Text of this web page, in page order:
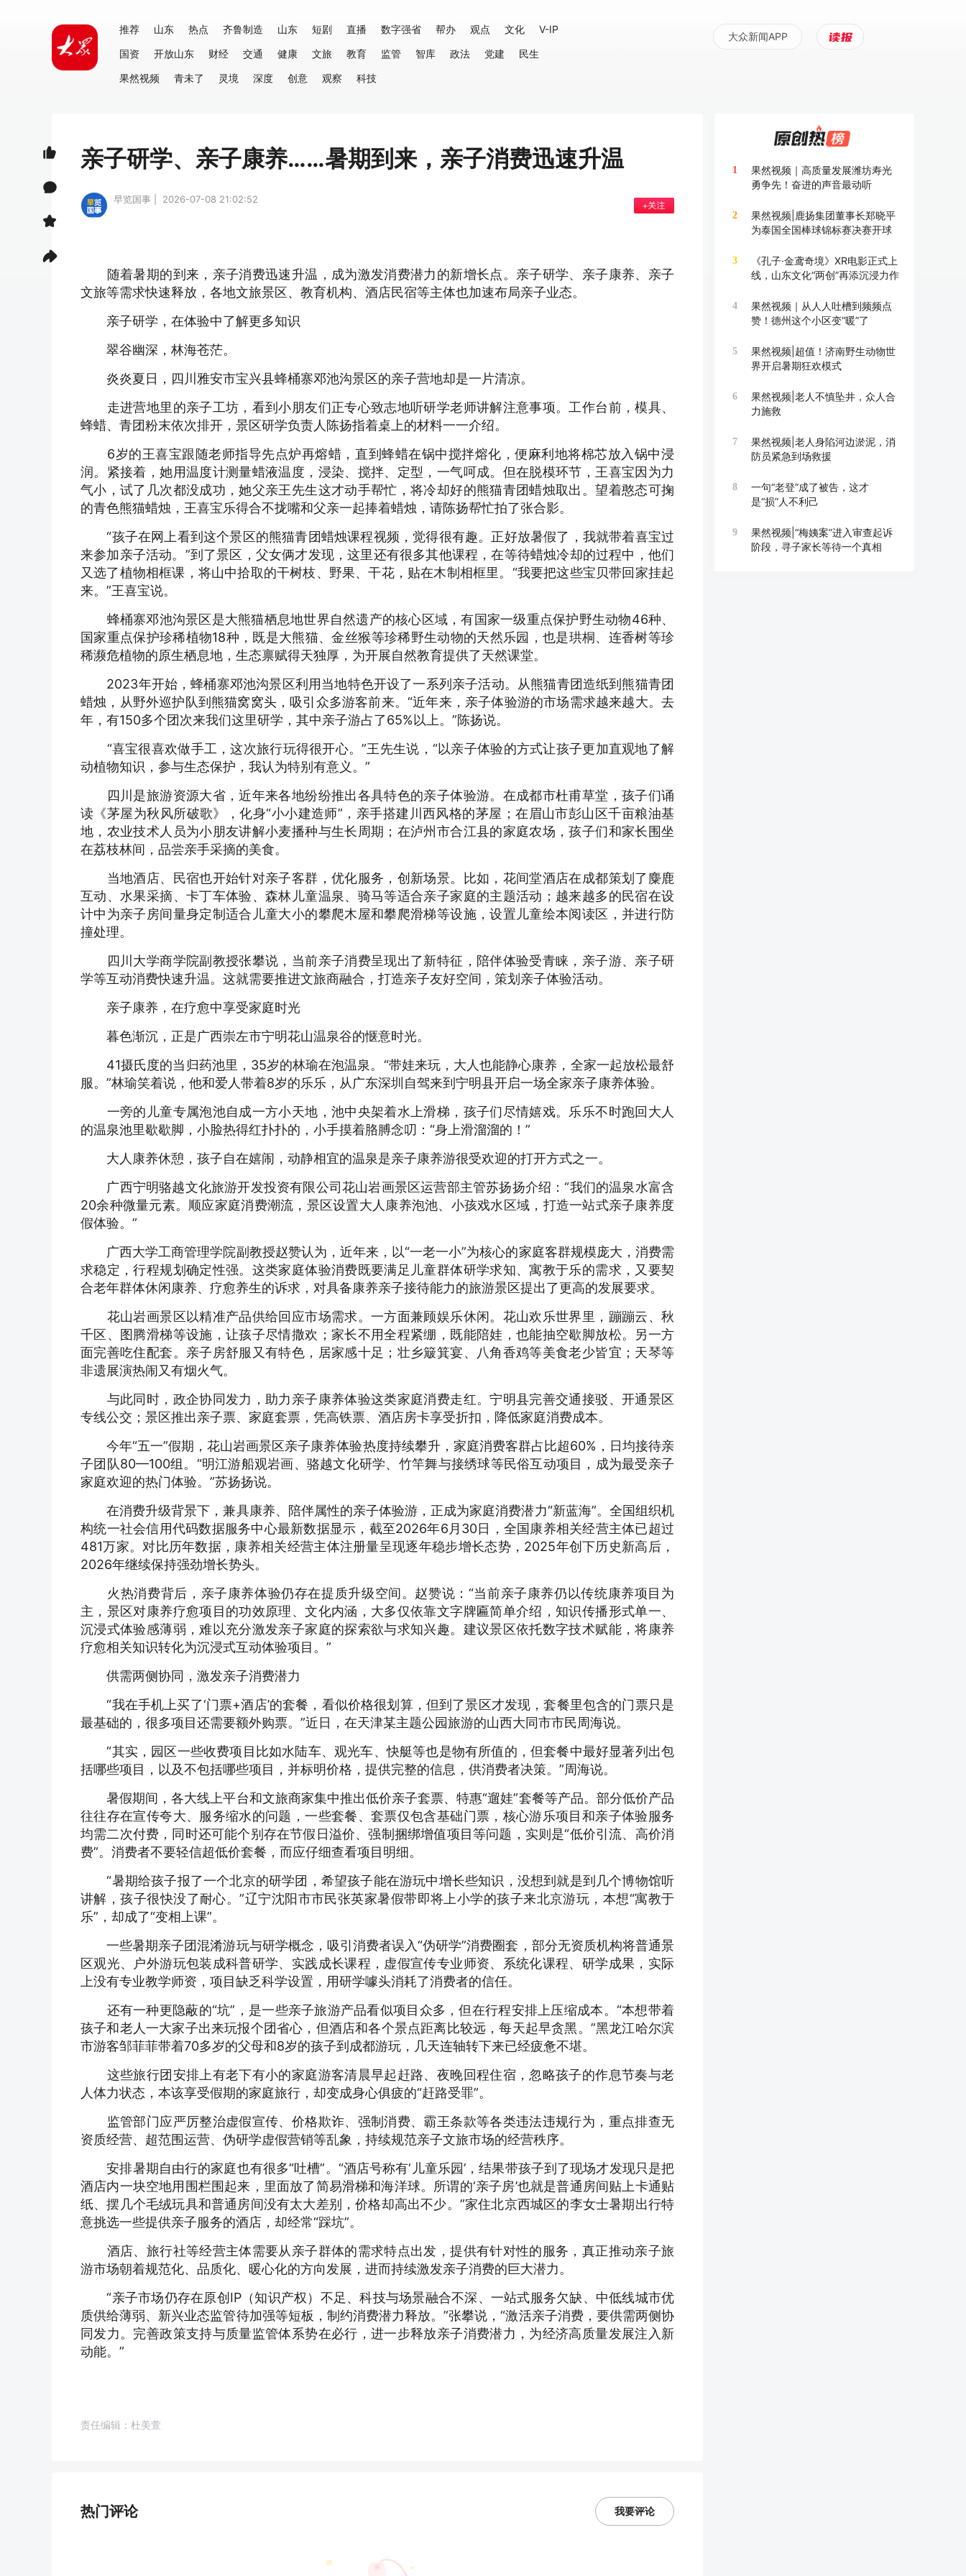
推荐 山东 热点 齐鲁制造 山东 短剧 直播 数字强省 帮办 观点 文化
V-IP
国资
开放山东 财经 交通 健康 文旅 教育 监管 智库 政法 党建
民生
果然视频
青未了 灵境 深度 创意 观察 科技
大众新闻APP
亲子研学、亲子康养……暑期到来，亲子消费迅速升温
早览国事 | 2026-07-08 21:02:52
随着暑期的到来，亲子消费迅速升温，成为激发消费潜力的新增长点。亲子研学、亲子康养、亲子
文旅等需求快速释放，各地文旅景区、教育机构、酒店民宿等主体也加速布局亲子业态。
亲子研学，在体验中了解更多知识
翠谷幽深，林海苍茫。
炎炎夏日，四川雅安市宝兴县蜂桶寨邓池沟景区的亲子营地却是一片清凉。
走进营地里的亲子工坊，看到小朋友们正专心致志地听研学老师讲解注意事项。工作台前，模具、
蜂蜡、青团粉末依次排开，景区研学负责人陈扬指着桌上的材料一一介绍。
6岁的王喜宝跟随老师指导先点炉再熔蜡，直到蜂蜡在锅中搅拌熔化，便麻利地将棉芯放入锅中浸
润。紧接着，她用温度计测量蜡液温度，浸染、搅拌、定型，一气呵成。但在脱模环节，王喜宝因为力
气小，试了几次都没成功，她父亲王先生这才动手帮忙，将冷却好的熊猫青团蜡烛取出。望着憨态可掬
的青色熊猫蜡烛，王喜宝乐得合不拢嘴和父亲一起捧着蜡烛，请陈扬帮忙拍了张合影。
“孩子在网上看到这个景区的熊猫青团蜡烛课程视频，觉得很有趣。正好放暑假了，我就带着喜宝过
来参加亲子活动。”到了景区，父女俩才发现，这里还有很多其他课程，在等待蜡烛冷却的过程中，他们
又选了植物相框课，将山中拾取的干树枝、野果、干花，贴在木制相框里。“我要把这些宝贝带回家挂起
来。”王喜宝说。
蜂桶寨邓池沟景区是大熊猫栖息地世界自然遗产的核心区域，有国家一级重点保护野生动物46种、
国家重点保护珍稀植物18种，既是大熊猫、金丝猴等珍稀野生动物的天然乐园，也是珙桐、连香树等珍
稀濒危植物的原生栖息地，生态禀赋得天独厚，为开展自然教育提供了天然课堂。
2023年开始，蜂桶寨邓池沟景区利用当地特色开设了一系列亲子活动。从熊猫青团造纸到熊猫青团
蜡烛，从野外巡护队到熊猫窝窝头，吸引众多游客前来。“近年来，亲子体验游的市场需求越来越大。去
年，有150多个团次来我们这里研学，其中亲子游占了65%以上。”陈扬说。
“喜宝很喜欢做手工，这次旅行玩得很开心。”王先生说，“以亲子体验的方式让孩子更加直观地了解
动植物知识，参与生态保护，我认为特别有意义。”
四川是旅游资源大省，近年来各地纷纷推出各具特色的亲子体验游。在成都市杜甫草堂，孩子们诵
读《茅屋为秋风所破歌》，化身“小小建造师”，亲手搭建川西风格的茅屋；在眉山市彭山区千亩粮油基
地，农业技术人员为小朋友讲解小麦播种与生长周期；在泸州市合江县的家庭农场，孩子们和家长围坐
在荔枝林间，品尝亲手采摘的美食。
当地酒店、民宿也开始针对亲子客群，优化服务，创新场景。比如，花间堂酒店在成都策划了麋鹿
互动、水果采摘、卡丁车体验、森林儿童温泉、骑马等适合亲子家庭的主题活动；越来越多的民宿在设
计中为亲子房间量身定制适合儿童大小的攀爬木屋和攀爬滑梯等设施，设置儿童绘本阅读区，并进行防
撞处理。
四川大学商学院副教授张攀说，当前亲子消费呈现出了新特征，陪伴体验受青睐，亲子游、亲子研
学等互动消费快速升温。这就需要推进文旅商融合，打造亲子友好空间，策划亲子体验活动。
亲子康养，在疗愈中享受家庭时光
暮色渐沉，正是广西崇左市宁明花山温泉谷的惬意时光。
41摄氏度的当归药池里，35岁的林瑜在泡温泉。“带娃来玩，大人也能静心康养，全家一起放松最舒
服。”林瑜笑着说，他和爱人带着8岁的乐乐，从广东深圳自驾来到宁明县开启一场全家亲子康养体验。
一旁的儿童专属泡池自成一方小天地，池中央架着水上滑梯，孩子们尽情嬉戏。乐乐不时跑回大人
的温泉池里歇歇脚，小脸热得红扑扑的，小手摸着胳膊念叨：“身上滑溜溜的！”
大人康养休憩，孩子自在嬉闹，动静相宜的温泉是亲子康养游很受欢迎的打开方式之一。
广西宁明骆越文化旅游开发投资有限公司花山岩画景区运营部主管苏扬扬介绍：“我们的温泉水富含
20余种微量元素。顺应家庭消费潮流，景区设置大人康养泡池、小孩戏水区域，打造一站式亲子康养度
假体验。”
广西大学工商管理学院副教授赵赞认为，近年来，以“一老一小”为核心的家庭客群规模庞大，消费需
求稳定，行程规划确定性强。这类家庭体验消费既要满足儿童群体研学求知、寓教于乐的需求，又要契
合老年群体休闲康养、疗愈养生的诉求，对具备康养亲子接待能力的旅游景区提出了更高的发展要求。
花山岩画景区以精准产品供给回应市场需求。一方面兼顾娱乐休闲。花山欢乐世界里，蹦蹦云、秋
千区、图腾滑梯等设施，让孩子尽情撒欢；家长不用全程紧绷，既能陪娃，也能抽空歇脚放松。另一方
面完善吃住配套。亲子房舒服又有特色，居家感十足；壮乡簸箕宴、八角香鸡等美食老少皆宜；天琴等
非遗展演热闹又有烟火气。
与此同时，政企协同发力，助力亲子康养体验这类家庭消费走红。宁明县完善交通接驳、开通景区
专线公交；景区推出亲子票、家庭套票，凭高铁票、酒店房卡享受折扣，降低家庭消费成本。
今年“五一”假期，花山岩画景区亲子康养体验热度持续攀升，家庭消费客群占比超60%，日均接待亲
子团队80—100组。“明江游船观岩画、骆越文化研学、竹竿舞与接绣球等民俗互动项目，成为最受亲子
家庭欢迎的热门体验。”苏扬扬说。
在消费升级背景下，兼具康养、陪伴属性的亲子体验游，正成为家庭消费潜力“新蓝海”。全国组织机
构统一社会信用代码数据服务中心最新数据显示，截至2026年6月30日，全国康养相关经营主体已超过
481万家。对比历年数据，康养相关经营主体注册量呈现逐年稳步增长态势，2025年创下历史新高后，
2026年继续保持强劲增长势头。
火热消费背后，亲子康养体验仍存在提质升级空间。赵赞说：“当前亲子康养仍以传统康养项目为
主，景区对康养疗愈项目的功效原理、文化内涵，大多仅依靠文字牌匾简单介绍，知识传播形式单一、
沉浸式体验感薄弱，难以充分激发亲子家庭的探索欲与求知兴趣。建议景区依托数字技术赋能，将康养
疗愈相关知识转化为沉浸式互动体验项目。”
供需两侧协同，激发亲子消费潜力
“我在手机上买了‘门票+酒店’的套餐，看似价格很划算，但到了景区才发现，套餐里包含的门票只是
最基础的，很多项目还需要额外购票。”近日，在天津某主题公园旅游的山西大同市市民周海说。
“其实，园区一些收费项目比如水陆车、观光车、快艇等也是物有所值的，但套餐中最好显著列出包
括哪些项目，以及不包括哪些项目，并标明价格，提供完整的信息，供消费者决策。”周海说。
暑假期间，各大线上平台和文旅商家集中推出低价亲子套票、特惠“遛娃”套餐等产品。部分低价产品
往往存在宣传夸大、服务缩水的问题，一些套餐、套票仅包含基础门票，核心游乐项目和亲子体验服务
均需二次付费，同时还可能个别存在节假日溢价、强制捆绑增值项目等问题，实则是“低价引流、高价消
费”。消费者不要轻信超低价套餐，而应仔细查看项目明细。
“暑期给孩子报了一个北京的研学团，希望孩子能在游玩中增长些知识，没想到就是到几个博物馆听
讲解，孩子很快没了耐心。”辽宁沈阳市市民张英家暑假带即将上小学的孩子来北京游玩，本想“寓教于
乐”，却成了“变相上课”。
一些暑期亲子团混淆游玩与研学概念，吸引消费者误入“伪研学”消费圈套，部分无资质机构将普通景
区观光、户外游玩包装成科普研学、实践成长课程，虚假宣传专业师资、系统化课程、研学成果，实际
上没有专业教学师资，项目缺乏科学设置，用研学噱头消耗了消费者的信任。
还有一种更隐蔽的“坑”，是一些亲子旅游产品看似项目众多，但在行程安排上压缩成本。“本想带着
孩子和老人一大家子出来玩报个团省心，但酒店和各个景点距离比较远，每天起早贪黑。”黑龙江哈尔滨
市游客邹菲菲带着70多岁的父母和8岁的孩子到成都游玩，几天连轴转下来已经疲惫不堪。
这些旅行团安排上有老下有小的家庭游客清晨早起赶路、夜晚回程住宿，忽略孩子的作息节奏与老
人体力状态，本该享受假期的家庭旅行，却变成身心俱疲的“赶路受罪”。
监管部门应严厉整治虚假宣传、价格欺诈、强制消费、霸王条款等各类违法违规行为，重点排查无
资质经营、超范围运营、伪研学虚假营销等乱象，持续规范亲子文旅市场的经营秩序。
安排暑期自由行的家庭也有很多“吐槽”。“酒店号称有‘儿童乐园’，结果带孩子到了现场才发现只是把
酒店内一块空地用围栏围起来，里面放了简易滑梯和海洋球。所谓的‘亲子房’也就是普通房间贴上卡通贴
纸、摆几个毛绒玩具和普通房间没有太大差别，价格却高出不少。”家住北京西城区的李女士暑期出行特
意挑选一些提供亲子服务的酒店，却经常“踩坑”。
酒店、旅行社等经营主体需要从亲子群体的需求特点出发，提供有针对性的服务，真正推动亲子旅
游市场朝着规范化、品质化、暖心化的方向发展，进而持续激发亲子消费的巨大潜力。
“亲子市场仍存在原创IP（知识产权）不足、科技与场景融合不深、一站式服务欠缺、中低线城市优
质供给薄弱、新兴业态监管待加强等短板，制约消费潜力释放。”张攀说，“激活亲子消费，要供需两侧协
同发力。完善政策支持与质量监管体系势在必行，进一步释放亲子消费潜力，为经济高质量发展注入新
动能。”
责任编辑：杜美萱
热门评论 我要评论
1
果然视频｜高质量发展潍坊寿光
勇争先！奋进的声音最动听
2
果然视频|鹿扬集团董事长郑晓平
为泰国全国棒球锦标赛决赛开球
3
《孔子·金鸢奇境》XR电影正式上
线，山东文化“两创”再添沉浸力作
4
果然视频｜从人人吐槽到频频点
赞！德州这个小区变“暖”了
5
果然视频|超值！济南野生动物世
界开启暑期狂欢模式
6
果然视频|老人不慎坠井，众人合
力施救
7
果然视频|老人身陷河边淤泥，消
防员紧急到场救援
8
一句“老登”成了被告，这才
是“损”人不利己
9
果然视频|“梅姨案”进入审查起诉
阶段，寻子家长等待一个真相